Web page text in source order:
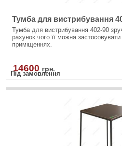
Тумба для вистрибування
Тумба для вистрибування 402-90
рахунок чого її можна
приміщеннях.
Під замовлення
14600 грн.